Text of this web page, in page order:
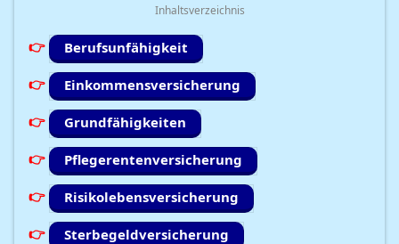
Inhaltsverzeichnis
Berufsunfähigkeit
Einkommensversicherung
Grundfähigkeiten
Pflegerentenversicherung
Risikolebensversicherung
Sterbegeldversicherung